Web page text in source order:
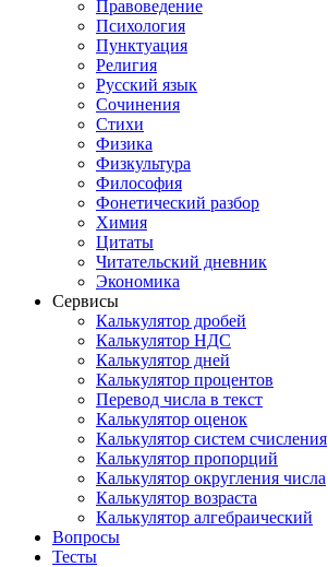
Правоведение
Психология
Пунктуация
Религия
Русский язык
Сочинения
Стихи
Физика
Физкультура
Философия
Фонетический разбор
Химия
Цитаты
Читательский дневник
Экономика
Сервисы
Калькулятор дробей
Калькулятор НДС
Калькулятор дней
Калькулятор процентов
Перевод числа в текст
Калькулятор оценок
Калькулятор систем счисления
Калькулятор пропорций
Калькулятор округления числа
Калькулятор возраста
Калькулятор алгебраический
Вопросы
Тесты